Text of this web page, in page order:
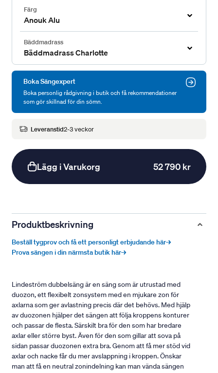
Färg
Anouk Alu
Bäddmadrass
Bäddmadrass Charlotte
Boka Sängexpert
Boka personlig rådgivning i butik och få rekommendationer
som gör skillnad för din sömn.
Leveranstid2-3 veckor
Lägg i Varukorg 52 790 kr
Produktbeskrivning
Beställ tygprov och få ett personligt erbjudande här→
Prova sängen i din närmsta butik här→
Lindeström dubbelsäng är en säng som är utrustad med
duozon, ett flexibelt zonsystem med en mjukare zon för
axlarna som ger avlastning precis där det behövs. Med hjälp
av duozonen hjälper det sängen att följa kroppens konturer
och passar de flesta. Särskilt bra för den som har bredare
axlar eller större byst. Även för den som gillar att sova på
sidan passar duozonen extra bra. Genom att få mer stöd vid
axlar och nacke får du mer avslappning i kroppen. Önskar
man att få en neutral zonindelning kan man vända sängen